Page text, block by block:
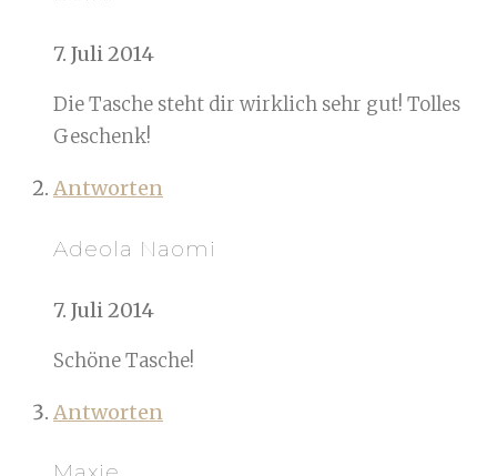
7. Juli 2014
Die Tasche steht dir wirklich sehr gut! Tolles
Geschenk!
Antworten
Adeola Naomi
7. Juli 2014
Schöne Tasche!
Antworten